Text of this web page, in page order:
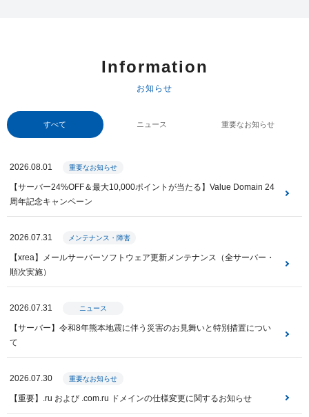
Information
お知らせ
すべて ニュース 重要なお知らせ
2026.08.01 重要なお知らせ
【サーバー24%OFF＆最大10,000ポイントが当たる】Value Domain 24
周年記念キャンペーン
2026.07.31 メンテナンス・障害
【xrea】メールサーバーソフトウェア更新メンテナンス（全サーバー・
順次実施）
2026.07.31 ニュース
【サーバー】令和8年熊本地震に伴う災害のお見舞いと特別措置につい
て
2026.07.30 重要なお知らせ
【重要】.ru および .com.ru ドメインの仕様変更に関するお知らせ